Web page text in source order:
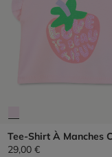
Tee-Shirt À Manches
29,00 €